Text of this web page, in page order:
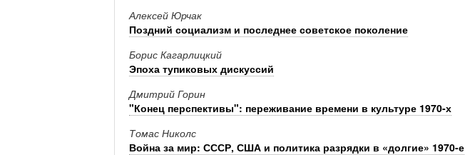
Алексей Юрчак
Поздний социализм и последнее советское поколение
Борис Кагарлицкий
Эпоха тупиковых дискуссий
Дмитрий Горин
"Конец перспективы": переживание времени в культуре 1970-х
Томас Николс
Война за мир: СССР, США и политика разрядки в «долгие» 1970-е